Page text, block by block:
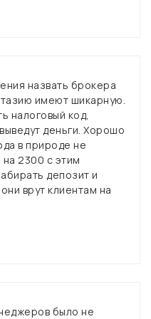
назвать брокера
имеют шикарную.
налоговый код,
деньги. Хорошо
в природе не
на 2300 с этим
депозит и
врут клиентам на
было не